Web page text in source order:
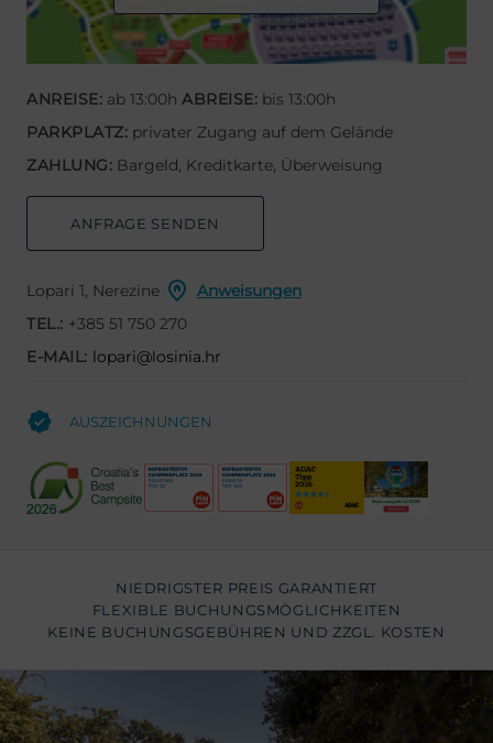
ANREISE: ab 13:00h ABREISE: bis 13:00h
PARKPLATZ: privater Zugang auf dem Gelände
ZAHLUNG: Bargeld, Kreditkarte, Überweisung
ANFRAGE SENDEN
Lopari 1, Nerezine
Anweisungen
TEL.: +385 51 750 270
E-MAIL: lopari@losinia.hr
AUSZEICHNUNGEN
NIEDRIGSTER PREIS GARANTIERT
FLEXIBLE BUCHUNGSMÖGLICHKEITEN
KEINE BUCHUNGSGEBÜHREN UND ZZGL. KOSTEN